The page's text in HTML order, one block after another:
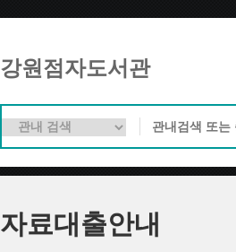
강원점자도서관
자료대출안내